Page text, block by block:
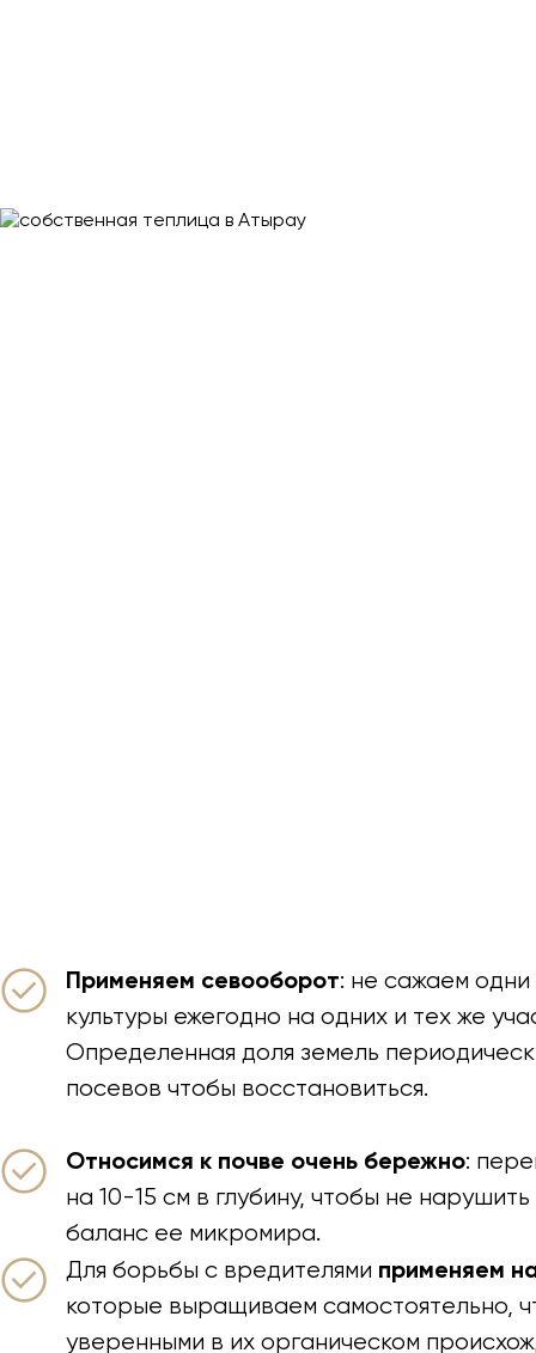
Применяем севооборот: не сажаем одни
культуры ежегодно на одних и тех же
Определенная доля земель
посевов чтобы восстановиться.
Относимся к почве очень бережно:
на 10-15 см в глубину, чтобы не
баланс ее микромира.
Для борьбы с вредителями применяем
которые выращиваем самостоятельно,
уверенными в их органическом